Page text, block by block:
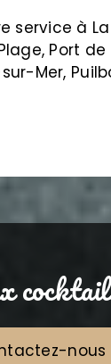
service à
Port de
Mer,
nous